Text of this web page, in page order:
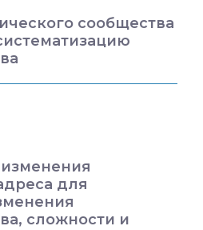
сообщества
для
сложности и